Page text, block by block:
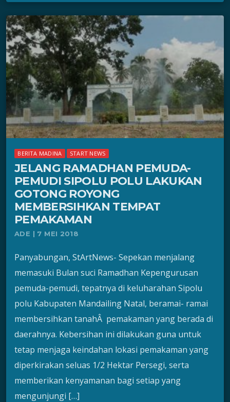
BERITA MADINA START NEWS
JELANG RAMADHAN PEMUDA-
PEMUDI SIPOLU POLU LAKUKAN
GOTONG ROYONG
MEMBERSIHKAN TEMPAT
PEMAKAMAN
ADE | 7 MEI 2018
Panyabungan, StArtNews- Sepekan menjalang
memasuki Bulan suci Ramadhan Kepengurusan
pemuda-pemudi, tepatnya di keluharahan Sipolu
polu Kabupaten Mandailing Natal, beramai- ramai
membersihkan tanahÂ pemakaman yang berada di
daerahnya. Kebersihan ini dilakukan guna untuk
tetap menjaga keindahan lokasi pemakaman yang
diperkirakan seluas 1/2 Hektar Persegi, serta
memberikan kenyamanan bagi setiap yang
mengunjungi […]